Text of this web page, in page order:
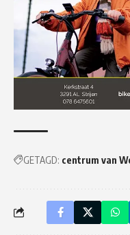
GETAGD: centrum van